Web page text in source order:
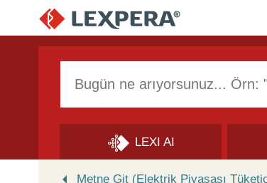
LEXI AI
Metne Git (Elektrik Piyasası